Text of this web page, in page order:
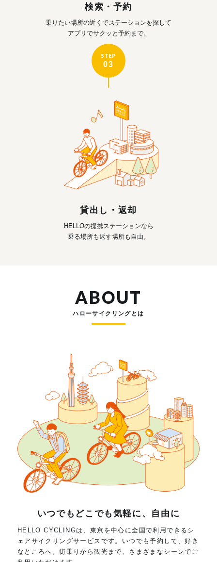
検索・予約
乗りたい場所の近くでステーションを探して
アプリでサクッと予約まで。
STEP
03
貸出し・返却
HELLOの提携ステーションなら
乗る場所も返す場所も自由。
ABOUT
ハローサイクリングとは
いつでもどこでも気軽に、自由に
HELLO CYCLINGは、東京を中心に全国で利用できるシ
ェアサイクリングサービスです。いつでも予約して、好き
なところへ。街乗りから観光まで、さまざまなシーンでご